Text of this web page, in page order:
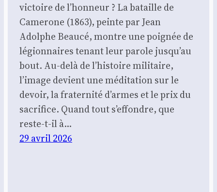
victoire de l’honneur ? La bataille de
Camerone (1863), peinte par Jean
Adolphe Beaucé, montre une poignée de
légionnaires tenant leur parole jusqu’au
bout. Au-delà de l’histoire militaire,
l’image devient une méditation sur le
devoir, la fraternité d’armes et le prix du
sacrifice. Quand tout s’effondre, que
reste-t-il à…
29 avril 2026